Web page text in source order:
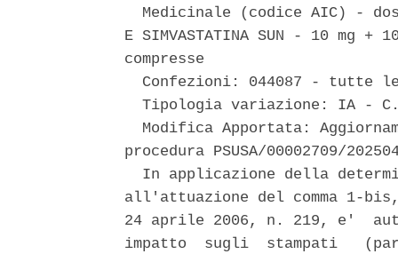
Medicinale (codice AIC) -
E SIMVASTATINA SUN - 10 mg
compresse
Confezioni: 044087 - tutte
Tipologia variazione: IA -
Modifica Apportata:
procedura PSUSA/00002709/
In applicazione della
all'attuazione del comma 1-
24 aprile 2006, n. 219, e'
impatto  sugli  stampati